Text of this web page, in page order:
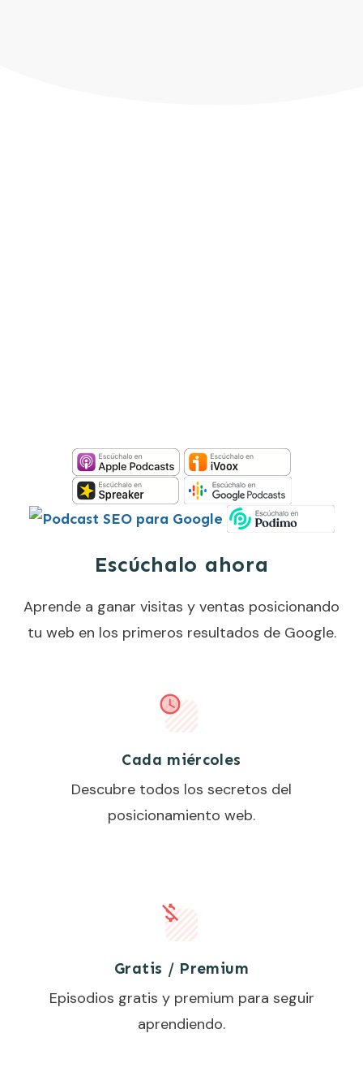
Escúchalo ahora
Aprende a ganar visitas y ventas posicionando
tu web en los primeros resultados de Google.
Cada miércoles
Descubre todos los secretos del
posicionamiento web.
Gratis / Premium
Episodios gratis y premium para seguir
aprendiendo.